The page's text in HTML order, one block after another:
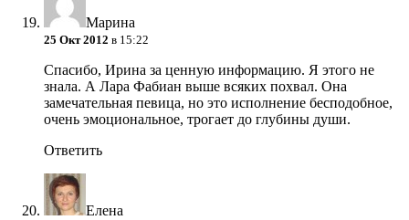
Марина
25 Окт 2012 в 15:22
Спасибо, Ирина за ценную информацию. Я этого не
знала. А Лара Фабиан выше всяких похвал. Она
замечательная певица, но это исполнение бесподобное,
очень эмоциональное, трогает до глубины души.
Ответить
Елена